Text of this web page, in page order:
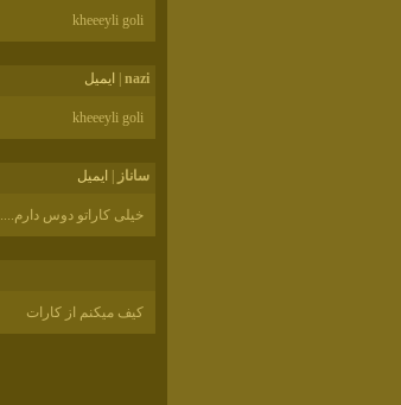
kheeeyli goli
nazi ايميل
kheeeyli goli
ساناز ايميل
خیلی کاراتو دوس دارم....
کیف میکنم از کارات